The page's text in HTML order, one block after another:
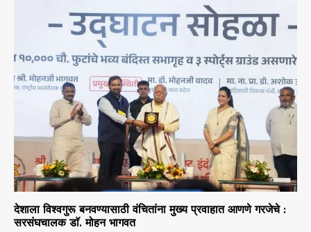
देशाला विश्वगुरू बनवण्यासाठी वंचितांना मुख्य प्रवाहात आणणे गरजेचे :
सरसंघचालक डाॅ. मोहन भागवत